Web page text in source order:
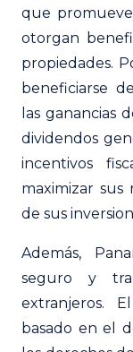
que
otorgan
propiedades.
beneficiarse
las ganancias
dividendos
incentivos
maximizar
de sus
Además,
seguro y
extranjeros.
basado en el